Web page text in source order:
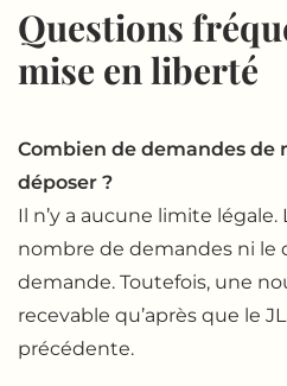
Questions
mise en liberté
Combien de demandes de
déposer ?
Il n’y a aucune limite légale.
nombre de demandes ni le
demande. Toutefois, une
recevable qu’après que le
précédente.